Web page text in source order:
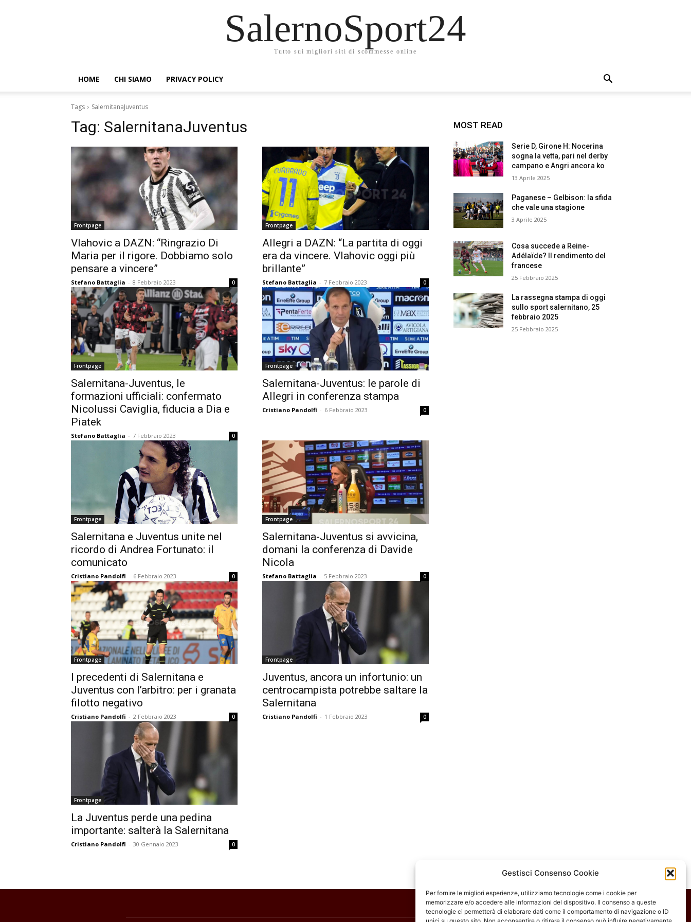
Gestisci Consenso Cookie
Per fornire le migliori esperienze, utilizziamo tecnologie come i cookie per
memorizzare e/o accedere alle informazioni del dispositivo. Il consenso a queste
tecnologie ci permetterà di elaborare dati come il comportamento di navigazione o ID
SalernoSport24
Tutto sui migliori siti di scommesse online
HOME CHI SIAMO PRIVACY POLICY
Tags SalernitanaJuventus
Tag: SalernitanaJuventus
Frontpage
Vlahovic a DAZN: “Ringrazio Di
Maria per il rigore. Dobbiamo solo
pensare a vincere”
Stefano Battaglia - 8 Febbraio 2023 0
Frontpage
Allegri a DAZN: “La partita di oggi
era da vincere. Vlahovic oggi più
brillante”
Stefano Battaglia - 7 Febbraio 2023 0
Frontpage
Salernitana-Juventus, le
formazioni ufficiali: confermato
Nicolussi Caviglia, fiducia a Dia e
Piatek
Stefano Battaglia - 7 Febbraio 2023 0
Frontpage
Salernitana-Juventus: le parole di
Allegri in conferenza stampa
Cristiano Pandolfi - 6 Febbraio 2023 0
Frontpage
Salernitana e Juventus unite nel
ricordo di Andrea Fortunato: il
comunicato
Cristiano Pandolfi - 6 Febbraio 2023 0
Frontpage
Salernitana-Juventus si avvicina,
domani la conferenza di Davide
Nicola
Stefano Battaglia - 5 Febbraio 2023 0
Frontpage
I precedenti di Salernitana e
Juventus con l’arbitro: per i granata
filotto negativo
Cristiano Pandolfi - 2 Febbraio 2023 0
Frontpage
Juventus, ancora un infortunio: un
centrocampista potrebbe saltare la
Salernitana
Cristiano Pandolfi - 1 Febbraio 2023 0
Frontpage
La Juventus perde una pedina
importante: salterà la Salernitana
Cristiano Pandolfi - 30 Gennaio 2023 0
MOST READ
Serie D, Girone H: Nocerina
sogna la vetta, pari nel derby
campano e Angri ancora ko
13 Aprile 2025
Paganese – Gelbison: la sfida
che vale una stagione
3 Aprile 2025
Cosa succede a Reine-
Adélaïde? Il rendimento del
francese
25 Febbraio 2025
La rassegna stampa di oggi
sullo sport salernitano, 25
febbraio 2025
25 Febbraio 2025